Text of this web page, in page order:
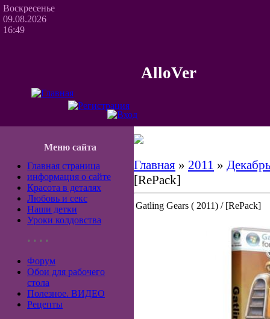
Воскресенье
09.08.2026
16:49
AlloVer
Меню сайта
Главная страница
информация о сайте
Красота в деталях
Любовь и секс
Наши детки
Уроки колдовства
• • • •
Форум
Обои для рабочего
стола
Полезное. ВИДЕО
Рецепты
Главная » 2011 »
[RePack]
Gatling Gears ( 2011) / [RePack]